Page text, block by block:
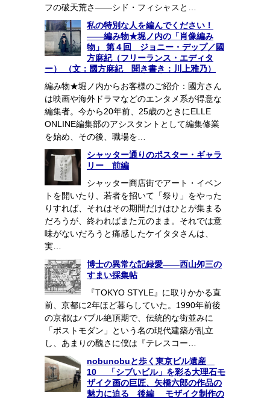
フの破天荒さ――シド・フィシャスと…
私の特別な人を編んでください！
――編み物★堀ノ内の「肖像編み
物」 第４回 ジョニー・デップ／國
方麻紀（フリーランス・エディタ
ー） （文：國方麻紀 聞き書き：川上雅乃）
編み物★堀ノ内からお客様のご紹介：國方さん
は映画や海外ドラマなどのエンタメ系が得意な
編集者。今から20年前、25歳のときにELLE
ONLINE編集部のアシスタントとして編集修業
を始め、その後、職場を…
シャッター通りのポスター・ギャラ
リー 前編
シャッター商店街でアート・イベン
トを開いたり、若者を招いて「祭り」をやった
りすれば、それはその期間だけはひとが集まる
だろうが、終わればまた元のまま。それでは意
味がないだろうと痛感したケイタタさんは、
実…
博士の異常な記録愛――西山夘三の
すまい採集帖
『TOKYO STYLE』に取りかかる直
前、京都に2年ほど暮らしていた。1990年前後
の京都はバブル絶頂期で、伝統的な街並みに
「ポストモダン」という名の現代建築が乱立
し、あまりの醜さに僕は『テレスコー…
nobunobuと歩く東京ビル遺産
10 「シブいビル」を彩る大理石モ
ザイク画の巨匠、矢橋六郎の作品の
魅力に迫る 後編 モザイク制作の